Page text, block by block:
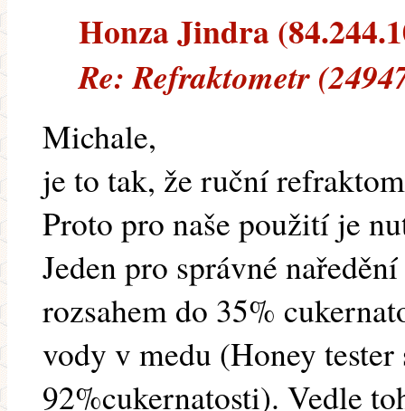
Honza Jindra
Re: Refraktometr
Michale,
je to tak, že ruční
Proto pro naše použití je
Jeden pro správné
rozsahem do 35%
vody v medu (Honey tester
92%cukernatosti). Vedle